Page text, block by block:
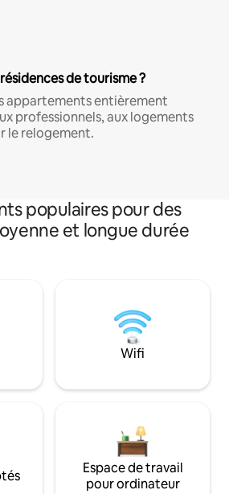
de tourisme ?
appartements entièrement
professionnels, aux logements
le relogement.
populaires pour des
et longue durée
Wifi
Espace de travail
pour ordinateur